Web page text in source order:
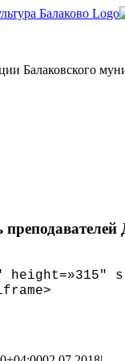
Балаковского
height=»315″
>